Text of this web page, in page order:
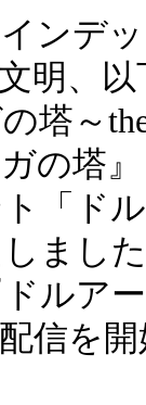
ンデ
明、
塔～
ガの塔
「ド
まし
ルア
信を